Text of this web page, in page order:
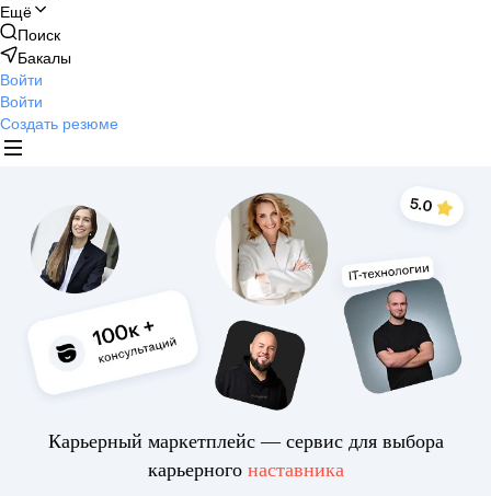
Ещё
Поиск
Бакалы
Войти
Войти
Создать резюме
Карьерный маркетплейс — сервис для выбора
карьерного наставника